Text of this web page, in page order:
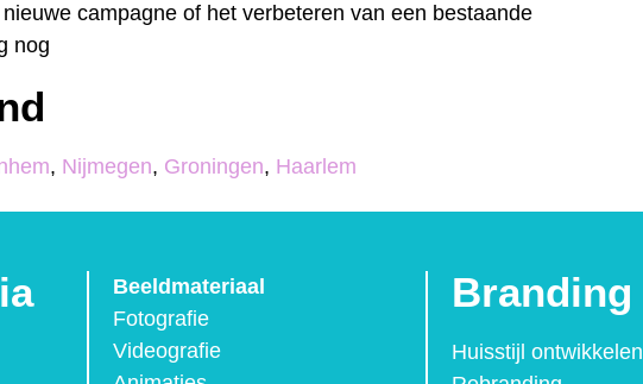
campagne of het verbeteren van een bestaande
nog
, Nijmegen, Groningen, Haarlem
Beeldmateriaal
Fotografie
Videografie
Branding
Huisstijl ontwikkelen